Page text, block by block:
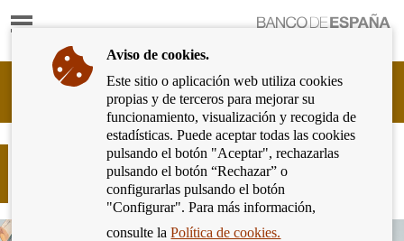
Mostrar
Ir
página
de
inicio
del
Banco
de
España
Cliente
Bancario
Banco
España
Eurosistema,
¿Te parecen buenos los billetes de
Aviso de cookies.
Este sitio o aplicación web utiliza cookies
propias y de terceros para mejorar su
funcionamiento, visualización y recogida de
estadísticas. Puede aceptar todas las cookies
pulsando el botón "Aceptar", rechazarlas
pulsando el botón “Rechazar” o
configurarlas pulsando el botón
"Configurar". Para más información,
consulte laPolítica de cookies.